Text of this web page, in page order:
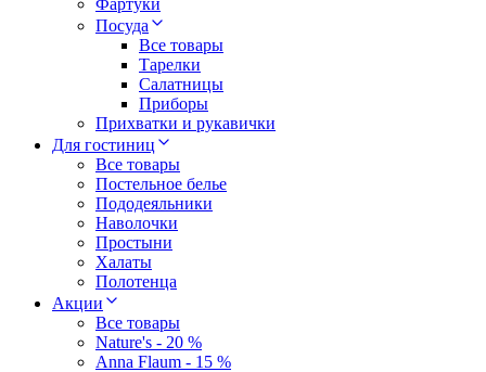
Посуда
Все товары
Тарелки
Салатницы
Приборы
Прихватки и рукавички
Для гостиниц
Все товары
Постельное белье
Пододеяльники
Наволочки
Простыни
Халаты
Полотенца
Акции
Все товары
Nature's - 20 %
Anna Flaum - 15 %